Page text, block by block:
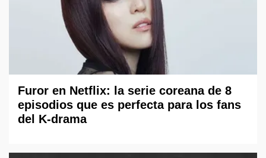
Furor en Netflix: la serie coreana de 8
episodios que es perfecta para los fans
del K-drama